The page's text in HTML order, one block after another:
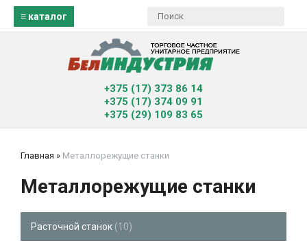
≡ каталог
+375 (17) 373 86 14
+375 (17) 374 09 91
+375 (29) 109 83 65
Главная » Металлорежущие станки
Металлорежущие станки
Расточной станок 10